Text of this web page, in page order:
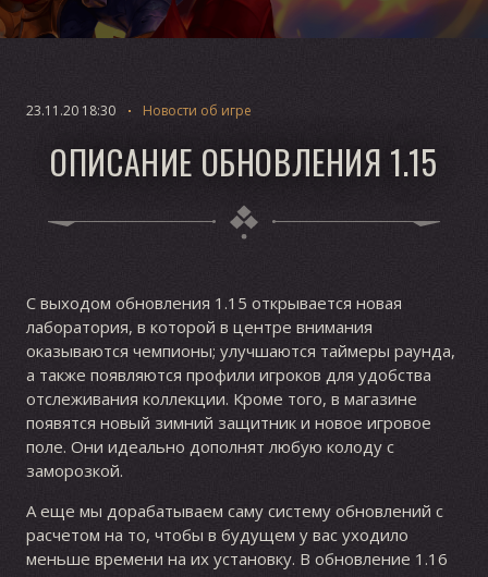
23.11.20 18:30 Новости об игре
ОПИСАНИЕ ОБНОВЛЕНИЯ 1.15
С выходом обновления 1.15 открывается новая
лаборатория, в которой в центре внимания
оказываются чемпионы; улучшаются таймеры раунда,
а также появляются профили игроков для удобства
отслеживания коллекции. Кроме того, в магазине
появятся новый зимний защитник и новое игровое
поле. Они идеально дополнят любую колоду с
заморозкой.
А еще мы дорабатываем саму систему обновлений с
расчетом на то, чтобы в будущем у вас уходило
меньше времени на их установку. В обновление 1.16